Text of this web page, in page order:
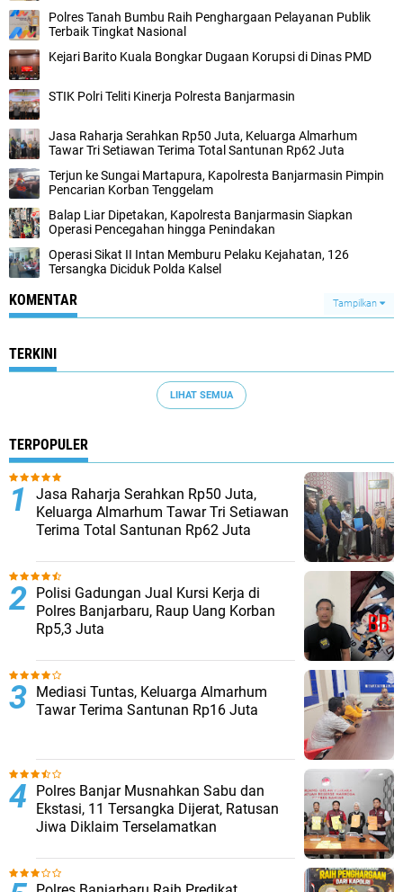
Polres Tanah Bumbu Raih Penghargaan Pelayanan Publik
Terbaik Tingkat Nasional
Kejari Barito Kuala Bongkar Dugaan Korupsi di Dinas PMD
STIK Polri Teliti Kinerja Polresta Banjarmasin
Jasa Raharja Serahkan Rp50 Juta, Keluarga Almarhum
Tawar Tri Setiawan Terima Total Santunan Rp62 Juta
Terjun ke Sungai Martapura, Kapolresta Banjarmasin Pimpin
Pencarian Korban Tenggelam
Balap Liar Dipetakan, Kapolresta Banjarmasin Siapkan
Operasi Pencegahan hingga Penindakan
Operasi Sikat II Intan Memburu Pelaku Kejahatan, 126
Tersangka Diciduk Polda Kalsel
KOMENTAR Tampilkan
TERKINI
LIHAT SEMUA
TERPOPULER
Jasa Raharja Serahkan Rp50 Juta,
Keluarga Almarhum Tawar Tri Setiawan
Terima Total Santunan Rp62 Juta
Polisi Gadungan Jual Kursi Kerja di
Polres Banjarbaru, Raup Uang Korban
Rp5,3 Juta
Mediasi Tuntas, Keluarga Almarhum
Tawar Terima Santunan Rp16 Juta
Polres Banjar Musnahkan Sabu dan
Ekstasi, 11 Tersangka Dijerat, Ratusan
Jiwa Diklaim Terselamatkan